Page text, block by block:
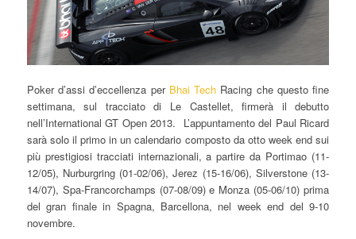
Poker d’assi d’eccellenza per Bhai Tech Racing che questo fine
settimana, sul tracciato di Le Castellet, firmerà il debutto
nell’International GT Open 2013. L’appuntamento del Paul Ricard
sarà solo il primo in un calendario composto da otto week end sui
più prestigiosi tracciati internazionali, a partire da Portimao (11-
12/05), Nurburgring (01-02/06), Jerez (15-16/06), Silverstone (13-
14/07), Spa-Francorchamps (07-08/09) e Monza (05-06/10) prima
del gran finale in Spagna, Barcellona, nel week end del 9-10
novembre.